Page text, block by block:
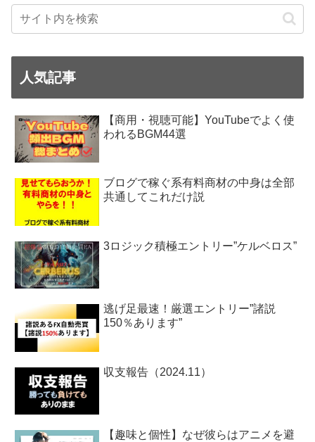
人気記事
【商用・視聴可能】YouTubeでよく使
われるBGM44選
ブログで稼ぐ系有料商材の中身は全部
共通してこれだけ説
3ロジック積極エントリー”ケルベロス”
逃げ足最速！厳選エントリー”諸説
150％あります”
収支報告（2024.11）
【趣味と個性】なぜ彼らはアニメを避